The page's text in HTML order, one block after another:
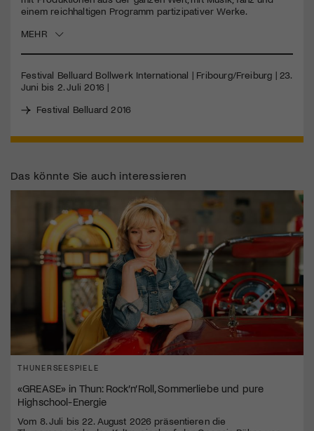
einem reichhaltigen Programm partizipativer Werke.
MEHR
Festival Belluard Bollwerk International | Fribourg/Freiburg | 23.
Juni bis 2. Juli 2016 |
Festival Belluard 2016
Das könnte Sie auch interessieren
THUNERSEESPIELE
«GREASE» in Thun: Rock’n’Roll, Sommerliebe und pure
Highschool-Energie
Vom 8. Juli bis 22. August 2026 präsentieren die
Jetzt Mitglied werden